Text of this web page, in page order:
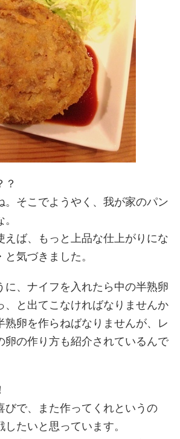
？
。そこでようやく、我が家のパン
えば、もっと上品な仕上がりにな
気づきました。
に、ナイフを入れたら中の半熟卵
、と出てこなければなりませんか
熟卵を作らねばなりませんが、レ
卵の作り方も紹介されているんで
びで、また作ってくれというの
たいと思っています。